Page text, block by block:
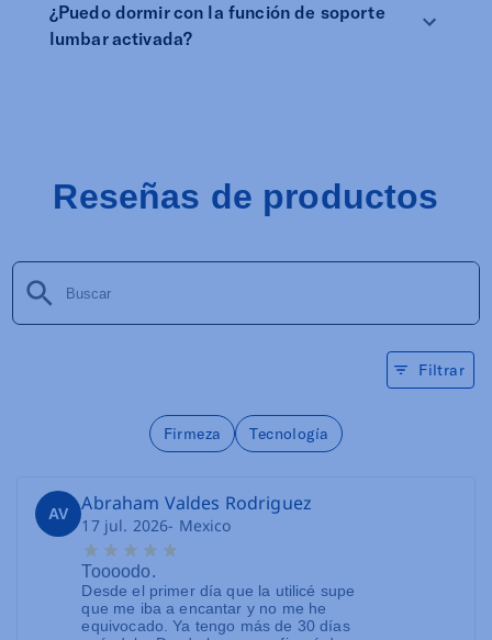
¿Puedo dormir con la función de soporte
lumbar activada?
Reseñas de productos
Filtrar
Firmeza Tecnología
AV Abraham Valdes Rodriguez
17 jul. 2026- Mexico
Toooodo.
Desde el primer día que la utilicé supe
que me iba a encantar y no me he
equivocado. Ya tengo más de 30 días